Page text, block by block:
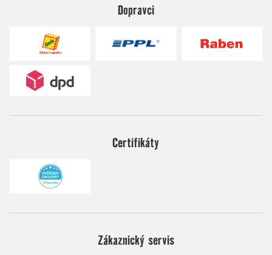
Dopravci
Certifikáty
Zákaznický servis